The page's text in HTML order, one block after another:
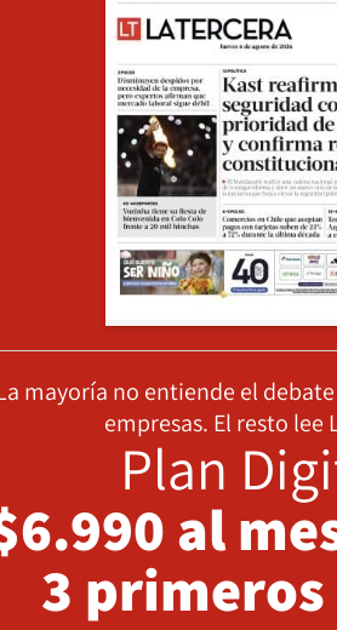
mayoría no entiende el
empresas. El resto lee
Plan
al
3 primeros